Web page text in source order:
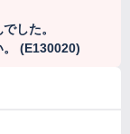
した。
。 (E130020)